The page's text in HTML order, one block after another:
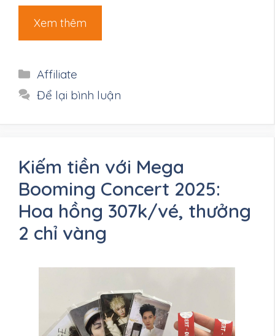
Xem thêm
Danh
mục
Affiliate
Để lại bình luận
Kiếm tiền với Mega
Booming Concert 2025:
Hoa hồng 307k/vé, thưởng
2 chỉ vàng